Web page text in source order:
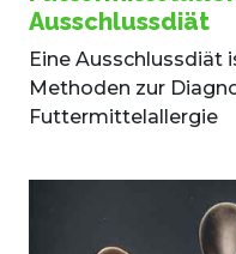
Ausschlussdiät
Eine Ausschlussdiät
Methoden zur
Futtermittelallergie